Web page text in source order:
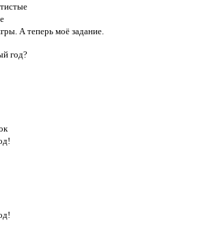
А теперь моё задание.
год?